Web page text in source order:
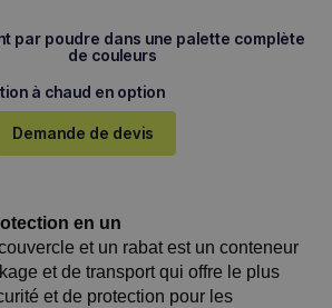
par poudre dans une palette complète
de couleurs
à chaud en option
Demande de devis
en un
et un rabat est un conteneur
et de transport qui offre le plus
et de protection pour les